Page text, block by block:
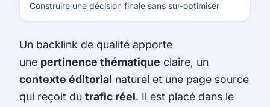
Construire une décision finale sans sur-optimiser
Un backlink de qualité apporte
une pertinence thématique claire, un
contexte éditorial naturel et une page source
qui reçoit du trafic réel. Il est placé dans le